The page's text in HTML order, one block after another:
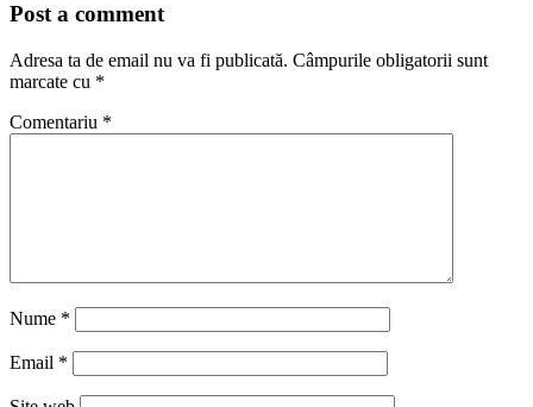
Post a comment
Adresa ta de email nu va fi publicată. Câmpurile obligatorii sunt
marcate cu *
Comentariu *
Nume *
Email *